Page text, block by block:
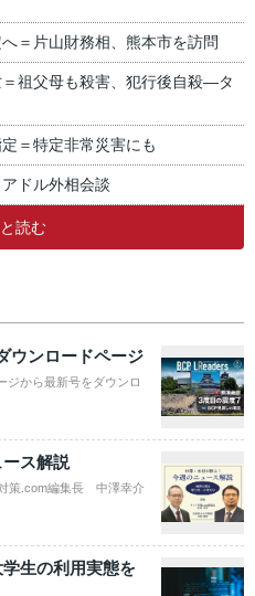
＝片山財務相、熊本市を訪問
祖父母も殺害、犯行後自殺―タ
＝特定非常災害にも
ドル外相会談
読む
ウンロードページ
ジから最新号をダウンロ
ス解説
策.com編集長 中澤幸介
生の利用実態を